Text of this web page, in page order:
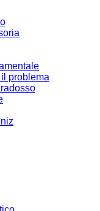
problema